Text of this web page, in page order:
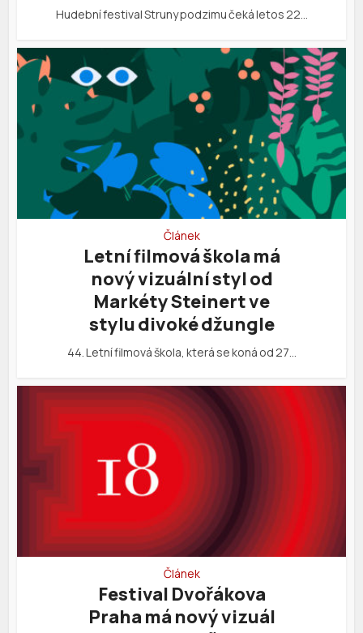
Hudební festival Struny podzimu čeká letos 22…
Článek
Letní filmová škola má
nový vizuální styl od
Markéty Steinert ve
stylu divoké džungle
44. Letní filmová škola, která se koná od 27…
Článek
Festival Dvořákova
Praha má nový vizuál